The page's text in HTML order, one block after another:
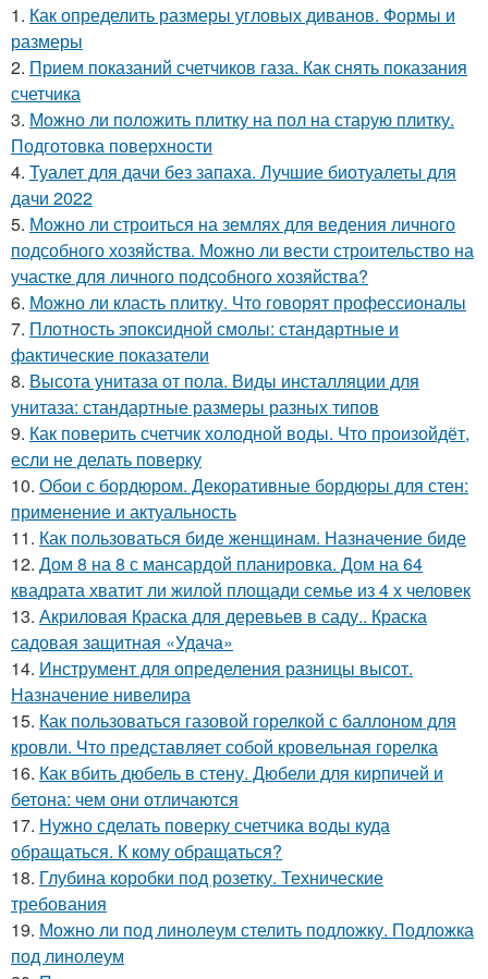
1. Как определить размеры угловых диванов. Формы и
размеры
2. Прием показаний счетчиков газа. Как снять показания
счетчика
3. Можно ли положить плитку на пол на старую плитку.
Подготовка поверхности
4. Туалет для дачи без запаха. Лучшие биотуалеты для
дачи 2022
5. Можно ли строиться на землях для ведения личного
подсобного хозяйства. Можно ли вести строительство на
участке для личного подсобного хозяйства?
6. Можно ли класть плитку. Что говорят профессионалы
7. Плотность эпоксидной смолы: стандартные и
фактические показатели
8. Высота унитаза от пола. Виды инсталляции для
унитаза: стандартные размеры разных типов
9. Как поверить счетчик холодной воды. Что произойдёт,
если не делать поверку
10. Обои с бордюром. Декоративные бордюры для стен:
применение и актуальность
11. Как пользоваться биде женщинам. Назначение биде
12. Дом 8 на 8 с мансардой планировка. Дом на 64
квадрата хватит ли жилой площади семье из 4 х человек
13. Акриловая Краска для деревьев в саду.. Краска
садовая защитная «Удача»
14. Инструмент для определения разницы высот.
Назначение нивелира
15. Как пользоваться газовой горелкой с баллоном для
кровли. Что представляет собой кровельная горелка
16. Как вбить дюбель в стену. Дюбели для кирпичей и
бетона: чем они отличаются
17. Нужно сделать поверку счетчика воды куда
обращаться. К кому обращаться?
18. Глубина коробки под розетку. Технические
требования
19. Можно ли под линолеум стелить подложку. Подложка
под линолеум